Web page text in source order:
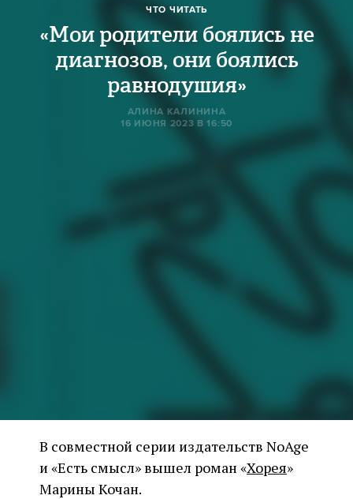
ЧТО ЧИТАТЬ
«Мои родители боялись не
диагнозов, они боялись
равнодушия»
AЛИНА КАЛИНИНА
16 ИЮНЯ 2023 В 16:50
В совместной серии издательств NoAge
и «Есть смысл» вышел роман «Хорея»
Марины Кочан.